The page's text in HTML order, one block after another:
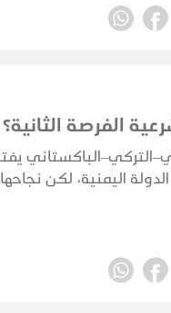
وحقها السياسي الغائب.
الفرصة الثانية؟
اليمنية، لكن